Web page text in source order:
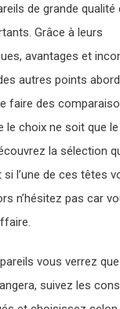
de grande qualité
Grâce à leurs
avantages et
autres points
faire des
le choix ne soit que
la sélection
l’une de ces têtes
n’hésitez pas car
vous verrez
suivez les